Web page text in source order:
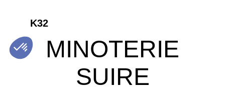
K32
MINOTERIE
SUIRE